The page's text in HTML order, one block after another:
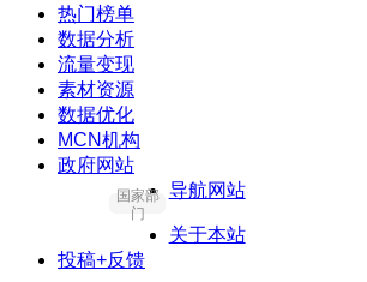
热门榜单
数据分析
流量变现
素材资源
数据优化
MCN机构
政府网站
国家部
门
导航网站
关于本站
投稿+反馈